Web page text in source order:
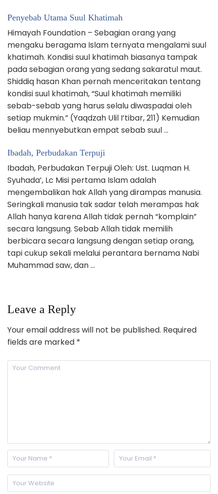
Penyebab Utama Suul Khatimah
Himayah Foundation – Sebagian orang yang
mengaku beragama Islam ternyata mengalami suul
khatimah. Kondisi suul khatimah biasanya tampak
pada sebagian orang yang sedang sakaratul maut.
Shiddiq hasan Khan pernah menceritakan tentang
kondisi suul khatimah, “Suul khatimah memiliki
sebab-sebab yang harus selalu diwaspadai oleh
setiap mukmin.” (Yaqdzah Ulil I’tibar, 211) Kemudian
beliau mennyebutkan empat sebab suul …
Ibadah, Perbudakan Terpuji
Ibadah, Perbudakan Terpuji Oleh: Ust. Luqman H.
Syuhada’, Lc Misi pertama Islam adalah
mengembalikan hak Allah yang dirampas manusia.
Seringkali manusia tak sadar telah merampas hak
Allah hanya karena Allah tidak pernah “komplain”
secara langsung. Sebab Allah tidak memilih
berbicara secara langsung dengan setiap orang,
tapi cukup sekali melalui perantara bernama Nabi
Muhammad saw, dan …
Leave a Reply
Your email address will not be published. Required
fields are marked *